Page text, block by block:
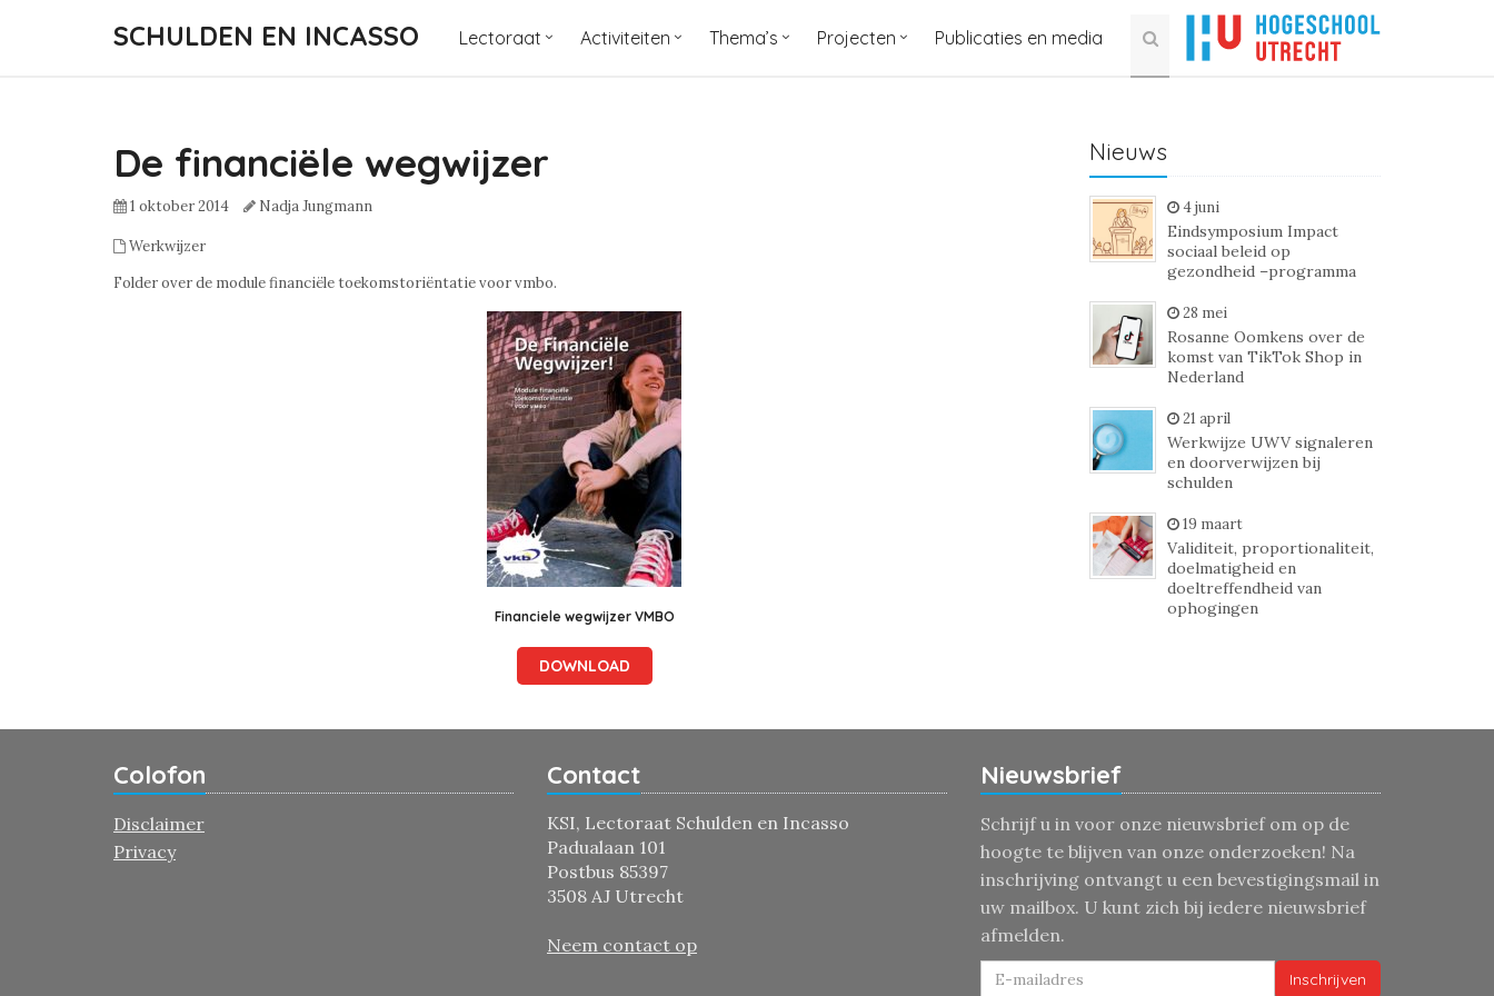
SCHULDEN EN INCASSO Lectoraat Activiteiten Thema’s Projecten Publicaties en media
De financiële wegwijzer
1 oktober 2014 Nadja Jungmann
Werkwijzer
Folder over de module financiële toekomstoriëntatie voor vmbo.
Financiele wegwijzer VMBO
DOWNLOAD
Nieuws
4 juni
Eindsymposium Impact
sociaal beleid op
gezondheid –programma
28 mei
Rosanne Oomkens over de
komst van TikTok Shop in
Nederland
21 april
Werkwijze UWV signaleren
en doorverwijzen bij
schulden
19 maart
Validiteit, proportionaliteit,
doelmatigheid en
doeltreffendheid van
ophogingen
Colofon
Disclaimer
Privacy
Contact
KSI, Lectoraat Schulden en Incasso
Padualaan 101
Postbus 85397
3508 AJ Utrecht
Neem contact op
Nieuwsbrief
Schrijf u in voor onze nieuwsbrief om op de
hoogte te blijven van onze onderzoeken! Na
inschrijving ontvangt u een bevestigingsmail in
uw mailbox. U kunt zich bij iedere nieuwsbrief
afmelden.
Inschrijven